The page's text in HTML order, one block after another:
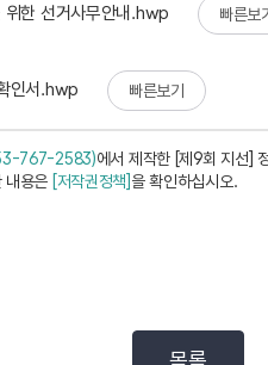
위한 선거사무안내.hwp 빠른보기
인서.hwp 빠른보기
767-2583)에서 제작한 [제9회 지선]
내용은 [저작권정책]을 확인하십시오.
목록